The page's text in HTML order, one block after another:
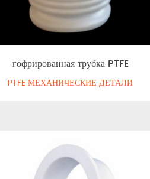
гофрированная трубка PTFE
PTFE МЕХАНИЧЕСКИЕ ДЕТАЛИ